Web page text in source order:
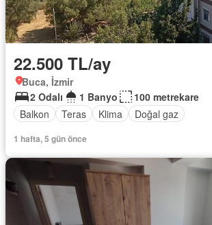
22.500 TL/ay
Buca, İzmir
2 Odalı
1 Banyo
100 metrekare
Balkon
Teras Klima Doğal gaz
1 hafta, 5 gün önce